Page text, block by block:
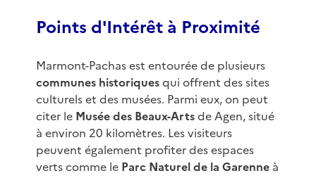
Points d'Intérêt à Proximité
Marmont-Pachas est entourée de plusieurs
communes historiquesqui offrent des sites
culturels et des musées. Parmi eux, on peut
citer le Musée des Beaux-Artsde Agen, situé
à environ 20 kilomètres. Les visiteurs
peuvent également profiter des espaces
verts comme le Parc Naturel de la Garenneà